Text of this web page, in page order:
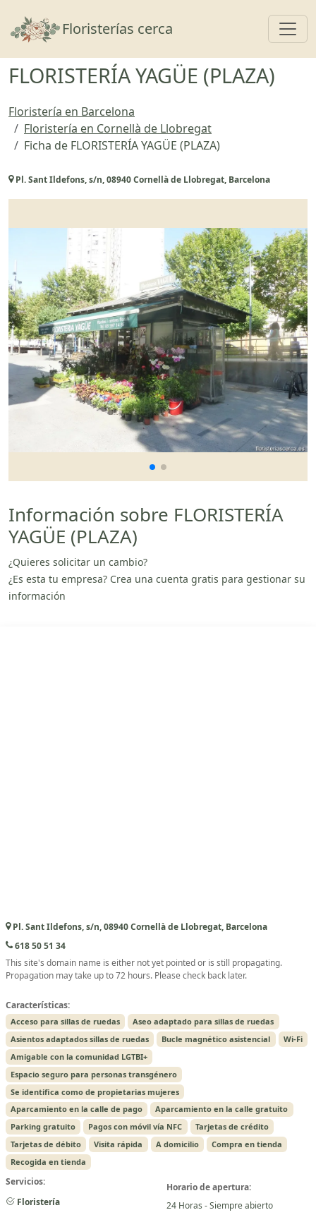
Floristerías cerca
FLORISTERÍA YAGÜE (PLAZA)
Floristería en Barcelona
Floristería en Cornellà de Llobregat
Ficha de FLORISTERÍA YAGÜE (PLAZA)
Pl. Sant Ildefons, s/n, 08940 Cornellà de Llobregat, Barcelona
Información sobre FLORISTERÍA
YAGÜE (PLAZA)
¿Quieres solicitar un cambio?
¿Es esta tu empresa? Crea una cuenta gratis para gestionar su
información
Pl. Sant Ildefons, s/n, 08940 Cornellà de Llobregat, Barcelona
618 50 51 34
This site's domain name is either not yet pointed or is still propagating.
Propagation may take up to 72 hours. Please check back later.
Características:
Acceso para sillas de ruedas
Aseo adaptado para sillas de ruedas
Asientos adaptados sillas de ruedas
Bucle magnético asistencial
Wi-Fi
Amigable con la comunidad LGTBI+
Espacio seguro para personas transgénero
Se identifica como de propietarias mujeres
Aparcamiento en la calle de pago
Aparcamiento en la calle gratuito
Parking gratuito
Pagos con móvil vía NFC
Tarjetas de crédito
Tarjetas de débito
Visita rápida A domicilio
Compra en tienda
Recogida en tienda
Servicios:
Floristería
Horario de apertura:
24 Horas - Siempre abierto